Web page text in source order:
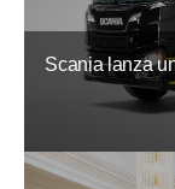
Scania lanza